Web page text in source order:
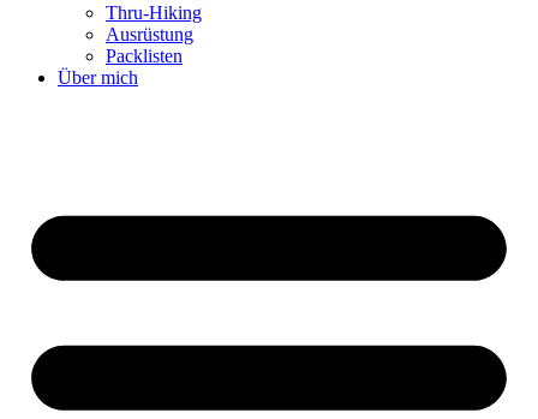
Thru-Hiking
Ausrüstung
Packlisten
Über mich